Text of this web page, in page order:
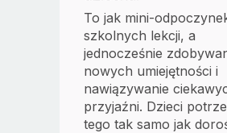
To jak mini-
szkolnych lekcji, a
jednocześnie
nowych umiejętności i
nawiązywanie
przyjaźni. Dzieci
tego tak samo jak